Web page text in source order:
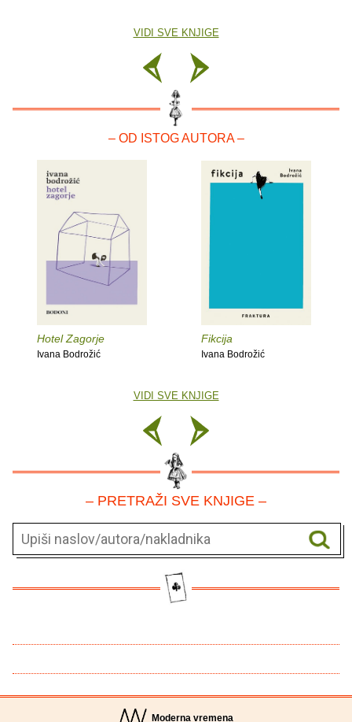
VIDI SVE KNJIGE
– OD ISTOG AUTORA –
Hotel Zagorje
Ivana Bodrožić
Fikcija
Ivana Bodrožić
VIDI SVE KNJIGE
– PRETRAŽI SVE KNJIGE –
Moderna vremena